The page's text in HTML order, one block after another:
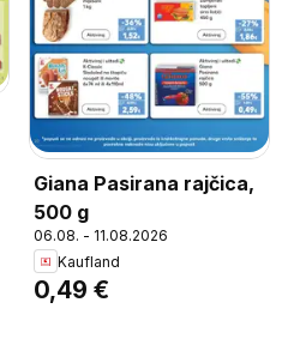
Giana Pasirana rajčica,
500 g
06.08. - 11.08.2026
Kaufland
0,49 €